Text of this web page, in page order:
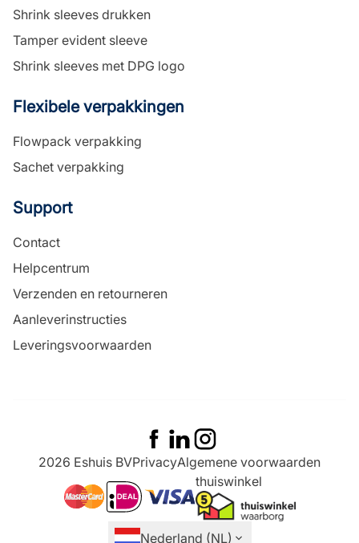
Shrink sleeves drukken
Tamper evident sleeve
Shrink sleeves met DPG logo
Flexibele verpakkingen
Flowpack verpakking
Sachet verpakking
Support
Contact
Helpcentrum
Verzenden en retourneren
Aanleverinstructies
Leveringsvoorwaarden
2026 Eshuis BVPrivacyAlgemene voorwaarden
mastercard
ideal
visa
thuiswinkel
Nederland (NL)